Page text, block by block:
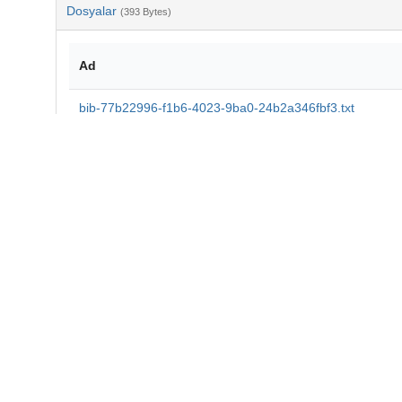
Dosyalar (393 Bytes)
Ad
bib-77b22996-f1b6-4023-9ba0-24b2a346fbf3.txt